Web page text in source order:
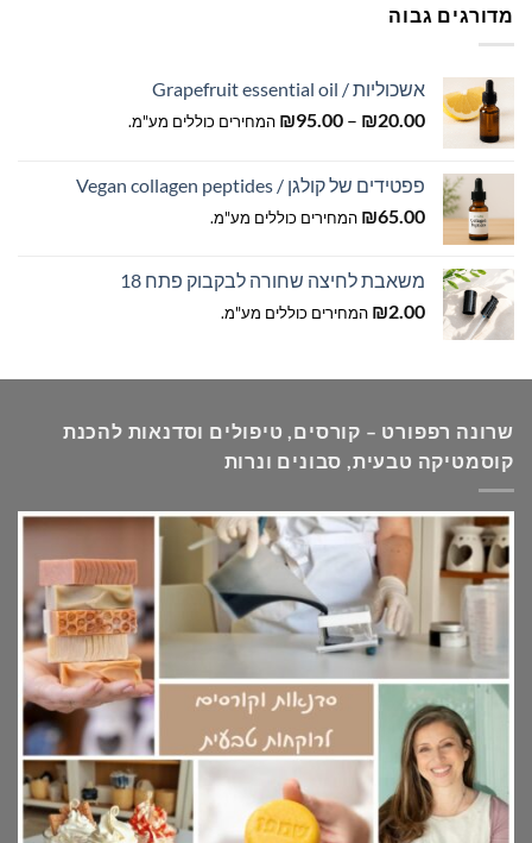
מדורגים גבוה
אשכוליות / Grapefruit essential oil
₪20.00
–
₪95.00
טווח
עד
המחירים כוללים מע"מ.
פפטידים של קולגן / Vegan collagen peptides
₪65.00 המחירים כוללים מע"מ.
משאבת לחיצה שחורה לבקבוק פתח 18
₪2.00 המחירים כוללים מע"מ.
שרונה רפפורט – קורסים, טיפולים וסדנאות להכנת
קוסמטיקה טבעית, סבונים ונרות